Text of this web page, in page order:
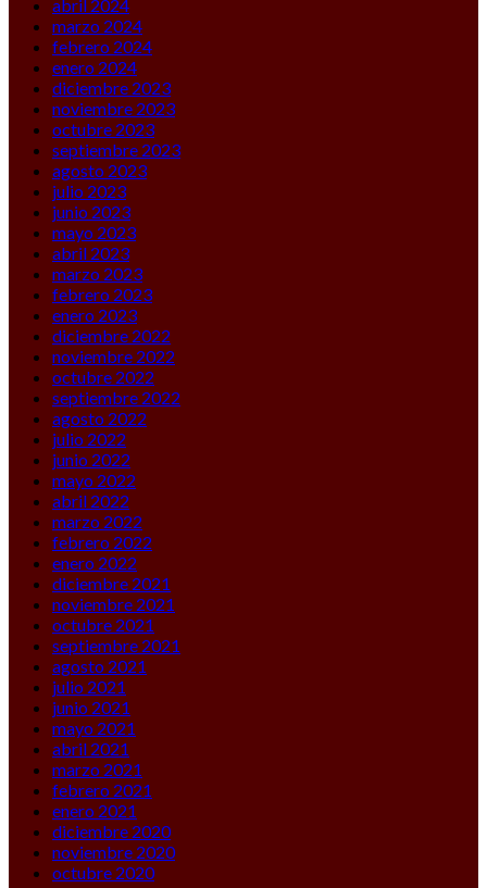
abril 2024
marzo 2024
febrero 2024
enero 2024
diciembre 2023
noviembre 2023
octubre 2023
septiembre 2023
agosto 2023
julio 2023
junio 2023
mayo 2023
abril 2023
marzo 2023
febrero 2023
enero 2023
diciembre 2022
noviembre 2022
octubre 2022
septiembre 2022
agosto 2022
julio 2022
junio 2022
mayo 2022
abril 2022
marzo 2022
febrero 2022
enero 2022
diciembre 2021
noviembre 2021
octubre 2021
septiembre 2021
agosto 2021
julio 2021
junio 2021
mayo 2021
abril 2021
marzo 2021
febrero 2021
enero 2021
diciembre 2020
noviembre 2020
octubre 2020